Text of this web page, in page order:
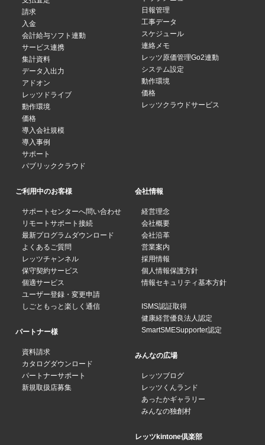
請求
入金
会計給与ソフト連動
サービス連携
集計資料
データ入出力
アドオン
レッツドライブ
動作環境
価格
導入会社規模
導入事例
サポート
パブリッククラウド
日報管理
工事データ
スケジュール
連絡メモ
レッツ原価管理Go2連動
システム設定
動作環境
価格
レッツクラウドサービス
ご利用中のお客様
サポートセンターへ問い合わせ
リモートサポート接続
最新プログラムダウンロード
よくあるご質問
レッツチャンネル
保守契約サービス
個適サービス
ユーザー登録・変更申請
しごともっと楽しく通信
パートナー様
資料請求
カタログダウンロード
パートナーサポート
新規取扱店募集
会社情報
経営理念
会社概要
会社沿革
営業案内
採用情報
個人情報保護方針
情報セキュリティ基本方針
ISMS認証取得
健康経営優良法人認定
SmartSMESupporter認定
みんなの広場
レッツブログ
レッツくんランド
あったかギャラリー
みんなの独創村
レッツkintone倶楽部